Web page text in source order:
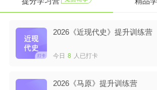
2026《近现代史》提升训练营
今日 8 人已打卡
2026《马原》提升训练营